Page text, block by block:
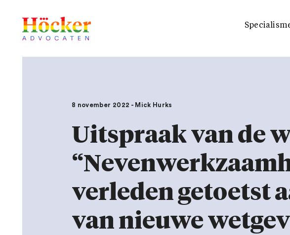
8 november 2022 - Mick Hurks
Uitspraak van de
verleden getoetst
van nieuwe